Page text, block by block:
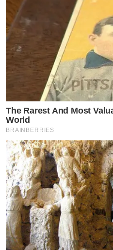
The Rarest And Most
World
BRAINBERRIES